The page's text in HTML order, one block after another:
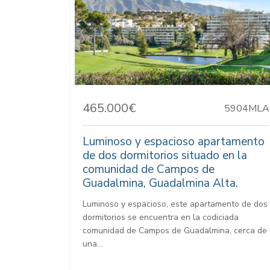
465.000€ 5904MLA
Luminoso y espacioso apartamento
de dos dormitorios situado en la
comunidad de Campos de
Guadalmina, Guadalmina Alta.
Luminoso y espacioso, este apartamento de dos
dormitorios se encuentra en la codiciada
comunidad de Campos de Guadalmina, cerca de
una...